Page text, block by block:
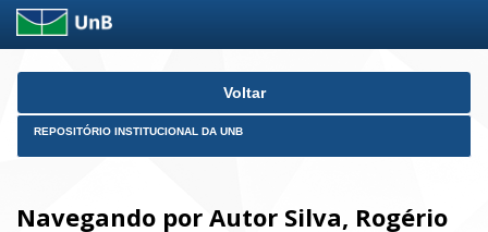
Skip
Voltar
REPOSITÓRIO INSTITUCIONAL DA UNB
Navegando por Autor Silva, Rogério